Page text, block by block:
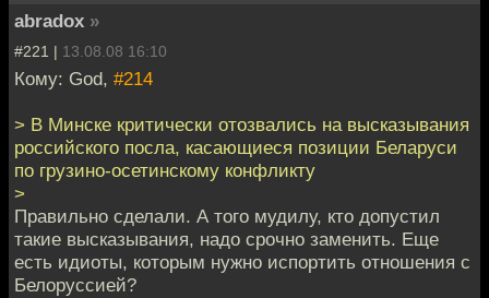
abradox »
#221 | 13.08.08 16:10
Кому: God, #214
> В Минске критически отозвались на высказывания
российского посла, касающиеся позиции Беларуси
по грузино-осетинскому конфликту
>
Правильно сделали. А того мудилу, кто допустил
такие высказывания, надо срочно заменить. Еще
есть идиоты, которым нужно испортить отношения с
Белоруссией?